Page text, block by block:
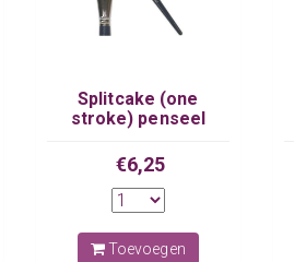
Splitcake (one
stroke) penseel
€6,25
Toevoegen